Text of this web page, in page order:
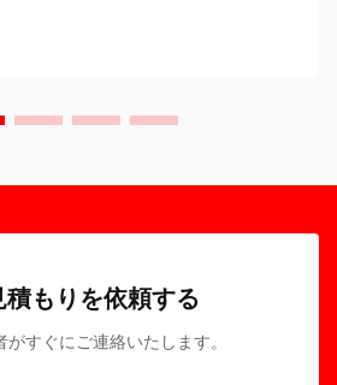
積もりを依頼する
がすぐにご連絡いたします。